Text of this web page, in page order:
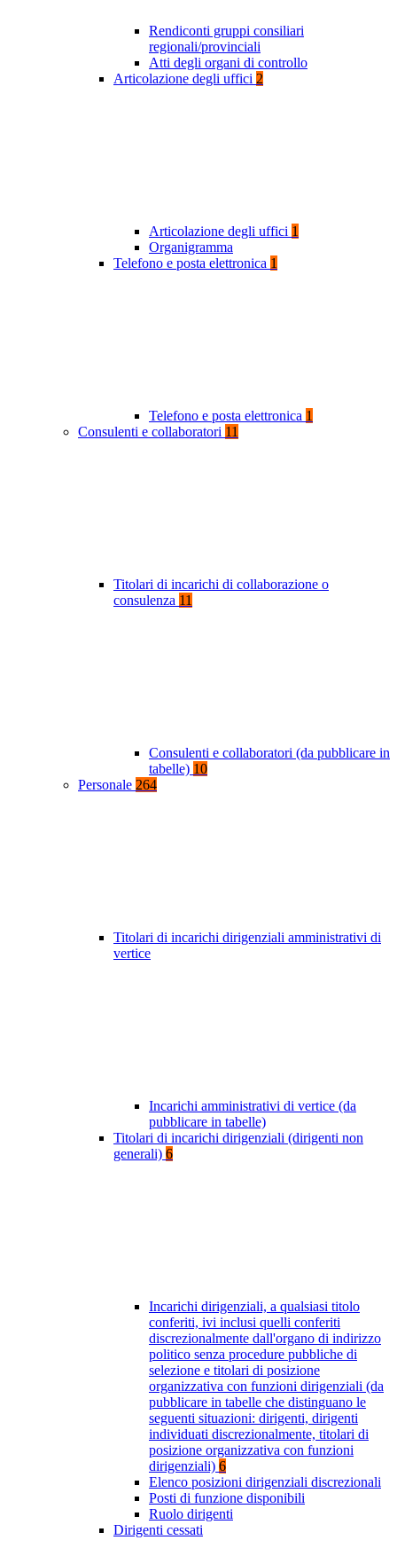
Rendiconti gruppi consiliari
regionali/provinciali
Atti degli organi di controllo
Articolazione degli uffici 2
Articolazione degli uffici 1
Organigramma
Telefono e posta elettronica 1
Telefono e posta elettronica 1
Consulenti e collaboratori 11
Titolari di incarichi di collaborazione o
consulenza 11
Consulenti e collaboratori (da pubblicare in
tabelle) 10
Personale 264
Titolari di incarichi dirigenziali amministrativi di
vertice
Incarichi amministrativi di vertice (da
pubblicare in tabelle)
Titolari di incarichi dirigenziali (dirigenti non
generali) 6
Incarichi dirigenziali, a qualsiasi titolo
conferiti, ivi inclusi quelli conferiti
discrezionalmente dall'organo di indirizzo
politico senza procedure pubbliche di
selezione e titolari di posizione
organizzativa con funzioni dirigenziali (da
pubblicare in tabelle che distinguano le
seguenti situazioni: dirigenti, dirigenti
individuati discrezionalmente, titolari di
posizione organizzativa con funzioni
dirigenziali) 6
Elenco posizioni dirigenziali discrezionali
Posti di funzione disponibili
Ruolo dirigenti
Dirigenti cessati